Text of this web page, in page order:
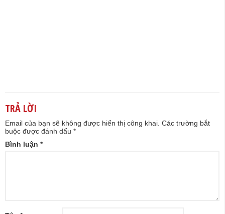
TRẢ LỜI
Email của bạn sẽ không được hiển thị công khai. Các trường bắt
buộc được đánh dấu *
Bình luận *